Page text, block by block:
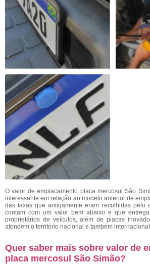
O valor de emplacamento placa mercosul São
interessante em relação ao modelo anterior de
das taxas que antigamente eram recolhidas pelo
contam com um valor bem abaixo e que
proprietários de veículos, além de placas
atendem o território nacional e também
Quer saber mais sobre valor de
placa mercosul São Simão?